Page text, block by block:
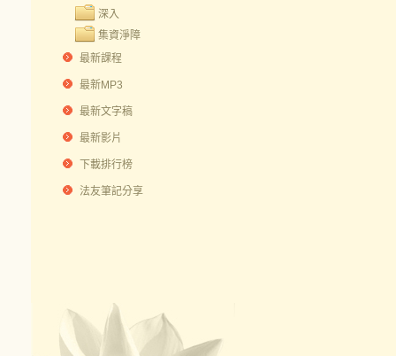
深入
集資淨障
最新課程
最新MP3
最新文字稿
最新影片
下載排行榜
法友筆記分享